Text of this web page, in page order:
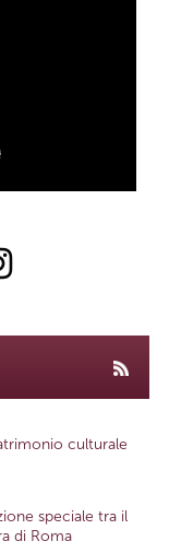
culturale
speciale tra il
di Roma